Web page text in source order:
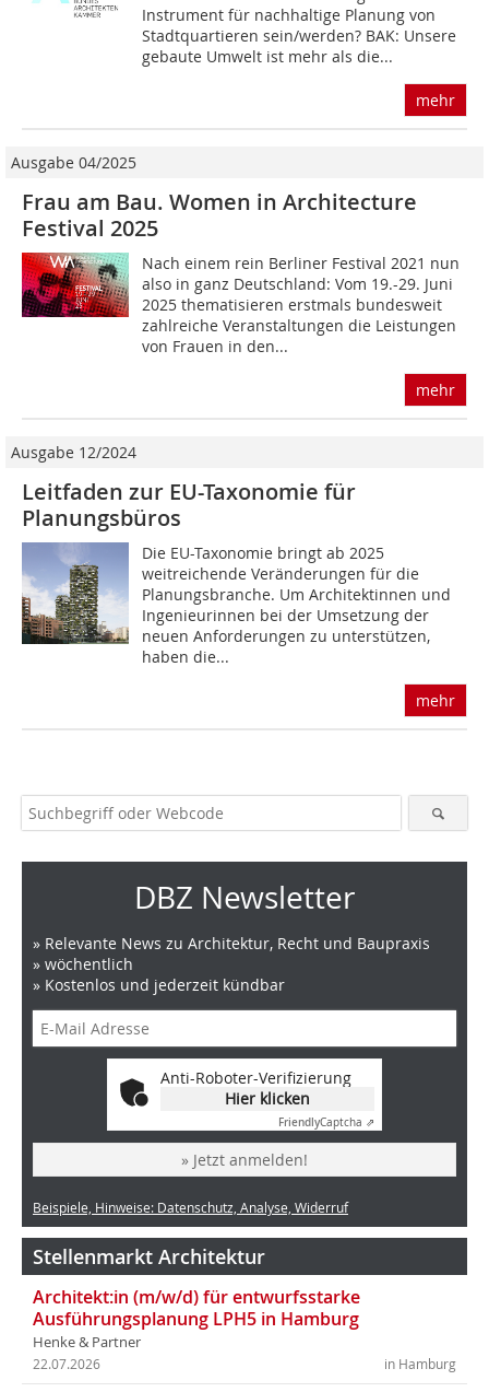
Instrument für nachhaltige Planung von
Stadtquartieren sein/werden? BAK: Unsere
gebaute Umwelt ist mehr als die...
mehr
Ausgabe 04/2025
Frau am Bau. Women in Architecture
Festival 2025
Nach einem rein Berliner Festival 2021 nun
also in ganz Deutschland: Vom 19.-29. Juni
2025 thematisieren erstmals bundesweit
zahlreiche Veranstaltungen die Leistungen
von Frauen in den...
mehr
Ausgabe 12/2024
Leitfaden zur EU-Taxonomie für
Planungsbüros
Die EU-Taxonomie bringt ab 2025
weitreichende Veränderungen für die
Planungsbranche. Um Architektinnen und
Ingenieurinnen bei der Umsetzung der
neuen Anforderungen zu unterstützen,
haben die...
mehr
DBZ Newsletter
» Relevante News zu Architektur, Recht und Baupraxis
» wöchentlich
» Kostenlos und jederzeit kündbar
Anti-Roboter-Verifizierung
Hier klicken
FriendlyCaptcha ⇗
» Jetzt anmelden!
Beispiele, Hinweise: Datenschutz, Analyse, Widerruf
Stellenmarkt Architektur
Architekt:in (m/w/d) für entwurfsstarke
Ausführungsplanung LPH5 in Hamburg
Henke & Partner
in Hamburg
22.07.2026